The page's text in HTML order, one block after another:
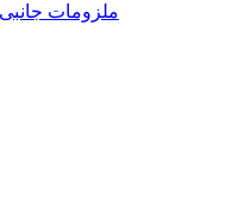
ملزومات